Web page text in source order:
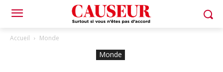
Accueil Monde
Monde